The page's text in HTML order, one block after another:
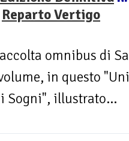
Reparto Vertigo
omnibus di
in questo
Sogni", illustrato...